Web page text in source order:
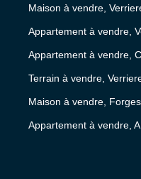
Maison à vendre,
Appartement à vendre,
Appartement à vendre,
Terrain à vendre,
Maison à vendre,
Appartement à vendre,